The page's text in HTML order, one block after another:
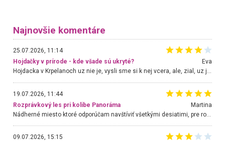
Najnovšie komentáre
25.07.2026, 11:14
Hojdačky v prírode - kde všade sú ukryté?
Eva
Hojdacka v Krpelanoch uz nie je, vysli sme si k nej vcera, ale, zial, uz je znicena. Ak sem planujete cestu len kvoli hojdacke, mozete si ju usetrit. Krasny vyhlad je tu vsak aj bez hojdacky :-)
19.07.2026, 11:44
Rozprávkový les pri kolibe Panoráma
Martina
Nádherné miesto ktoré odporúčam navštíviť všetkými desiatimi, pre rodiny s deťmi, dôchodcom... Proste a jednoducho ozaj rozprávkový les.. určite ešte prídeme. Odniesli sme si na pamiatku krásne tričká,
09.07.2026, 15:15